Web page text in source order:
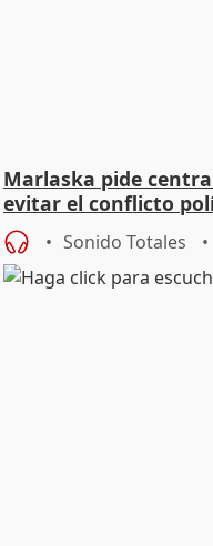
Marlaska pide
evitar el conflicto
Sonido Totales